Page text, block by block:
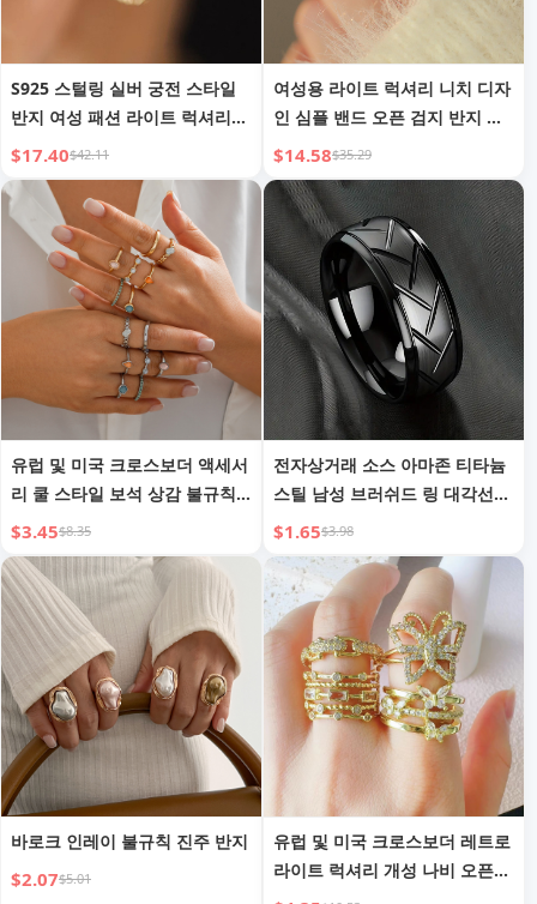
S925 스털링 실버 궁전 스타일
반지 여성 패션 라이트 럭셔리
검지 반지
$17.40$42.11
여성용 라이트 럭셔리 니치 디자
인 심플 밴드 오픈 검지 반지 패
셔너블한 개성 고급
$14.58$35.29
유럽 및 미국 크로스보더 액세서
리 쿨 스타일 보석 상감 불규칙
반지 개인 맞춤 메탈릭 느낌 조
인트 반지 세트
$3.45$8.35
전자상거래 소스 아마존 티타늄
스틸 남성 브러쉬드 링 대각선
아크 순수 블랙 핑거 링
$1.65$3.98
바로크 인레이 불규칙 진주 반지
$2.07$5.01
유럽 및 미국 크로스보더 레트로
라이트 럭셔리 개성 나비 오픈
링